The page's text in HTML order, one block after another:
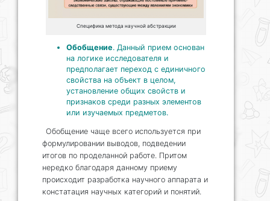
Специфика метода научной абстракции
Обобщение. Данный прием основан
на логике исследователя и
предполагает переход с единичного
свойства на объект в целом,
установление общих свойств и
признаков среди разных элементов
или изучаемых предметов.
Обобщение чаще всего используется при
формулировании выводов, подведении
итогов по проделанной работе. Притом
нередко благодаря данному приему
происходит разработка научного аппарата и
констатация научных категорий и понятий.